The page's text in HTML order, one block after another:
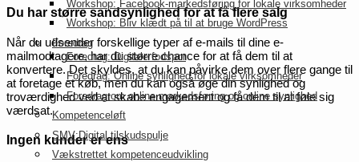
Workshop: Facebook-markedsføring for lokale virksomheder
Workshop: Bliv klædt på til at bruge WordPress
Foredrag
Foredrag: Digitale fodspor
Foredrag: Online synlighed for lokale virksomheder
Foredrag om online markedsføring og online synlighed
Kompetenceløft
SMV:Digital tilskudspulje
Vækstrettet kompetenceudvikling
Du har større sandsynlighed for at få flere salg
Når du udsender forskellige typer af e-mails til dine e-
mailmodtagere, har du større chance for at få dem til at
konvertere. Det skyldes, at du kan påvirke dem over flere gange til
at foretage et køb, men du kan også øge din synlighed og
troværdighed ved at skabe engagement og få dem til at føle sig
værdsat.
Ingen kunder er ens